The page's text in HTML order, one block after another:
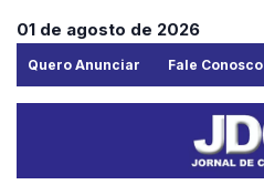
01 de agosto de 2026
Quero Anunciar Fale Conosco